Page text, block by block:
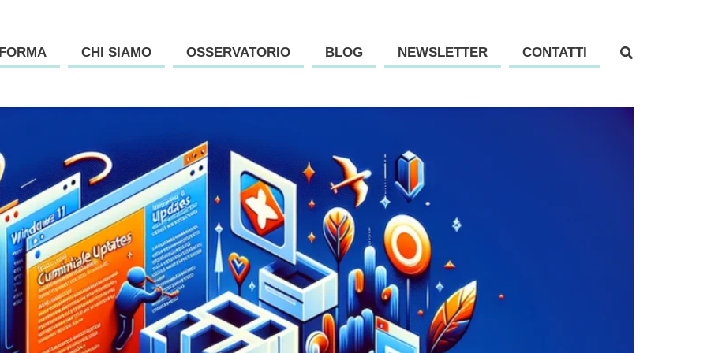
CHI SIAMO OSSERVATORIO BLOG NEWSLETTER CONTATTI